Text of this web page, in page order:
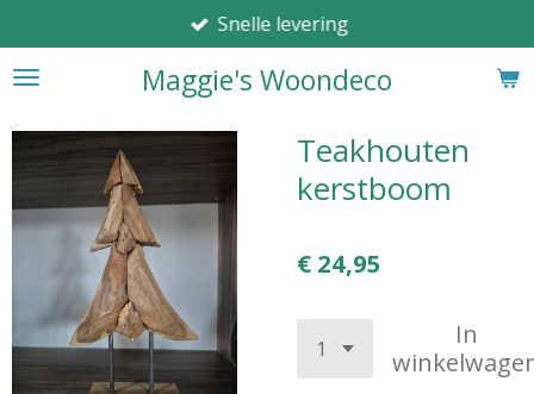
direct
naar
Maggie's Woondeco
Snelle levering
Teakhouten
kerstboom
€ 24,95
In